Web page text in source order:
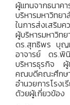
ผู้แทนจากธนาค
บริหารมหาวิทย
ในการส่งเสริม
ผู้บริหารมหาวิท
ดร.สุทธิพร บุญม
อาจารย์ ดร.พิ
บริหารธุรกิจ
คณบดีคณะศึกษา
อำนวยการโรง
ด้วยผู้เกี่ยวข้อง